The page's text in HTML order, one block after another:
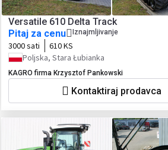
Versatile 610 Delta Track
Pitaj za cenu
Iznajmljivanje
3000 sati
610 KS
Poljska, Stara Łubianka
KAGRO firma Krzysztof Pankowski
Kontaktiraj prodavca